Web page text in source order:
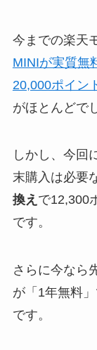
今までの楽天
MINIが実質無
20,000ポイン
がほとんどで
しかし、今回
末購入は必要
換え で12,300
です。
さらに今なら
が「1年無料」
です。